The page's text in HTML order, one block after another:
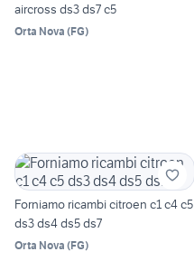
aircross ds3 ds7 c5
Orta Nova (FG)
Forniamo ricambi citroen c1 c4 c5
ds3 ds4 ds5 ds7
Orta Nova (FG)